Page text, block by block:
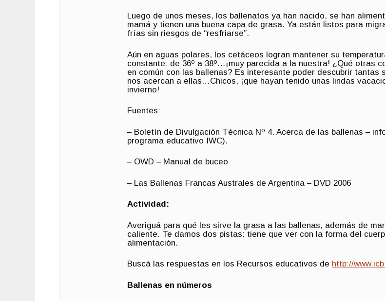
Luego de unos meses, los ballenatos ya han nacido, se han
mamá y tienen una buena capa de grasa. Ya están listos para
frías sin riesgos de “resfriarse”.
Aún en aguas polares, los cetáceos logran mantener su
constante: de 36º a 38º…¡muy parecida a la nuestra! ¿Qué otras
en común con las ballenas? Es interesante poder descubrir tantas
nos acercan a ellas…Chicos, ¡que hayan tenido unas lindas
invierno!
Fuentes:
– Boletín de Divulgación Técnica Nº 4. Acerca de las ballenas –
programa educativo IWC).
– OWD – Manual de buceo
– Las Ballenas Francas Australes de Argentina – DVD 2006
Actividad:
Averiguá para qué les sirve la grasa a las ballenas, además de
caliente. Te damos dos pistas: tiene que ver con la forma del
alimentación.
Buscá las respuestas en los Recursos educativos de http://
Ballenas en números